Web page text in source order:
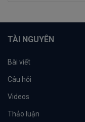
TÀI NGUYÊN
Bài viết
Câu hỏi
Videos
Thảo luận